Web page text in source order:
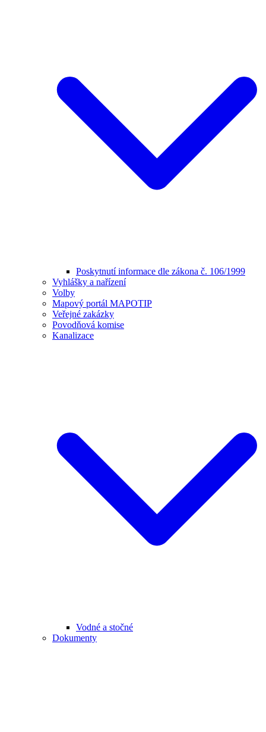
Poskytnutí informace dle zákona č. 106/1999
Vyhlášky a nařízení
Volby
Mapový portál MAPOTIP
Veřejné zakázky
Povodňová komise
Kanalizace
Vodné a stočné
Dokumenty